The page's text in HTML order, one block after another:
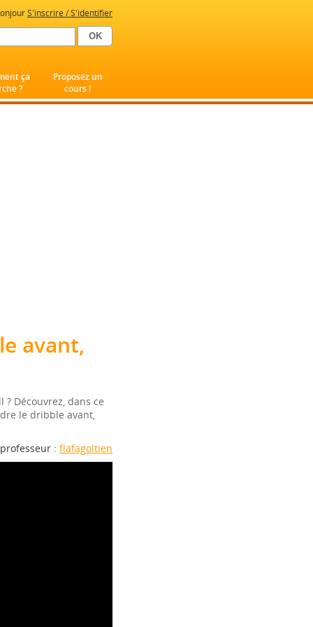
S'inscrire / S'identifier
ça
?
Proposez un
cours !
avant,
Découvrez, dans ce
le dribble avant,
professeur : flafagoltien